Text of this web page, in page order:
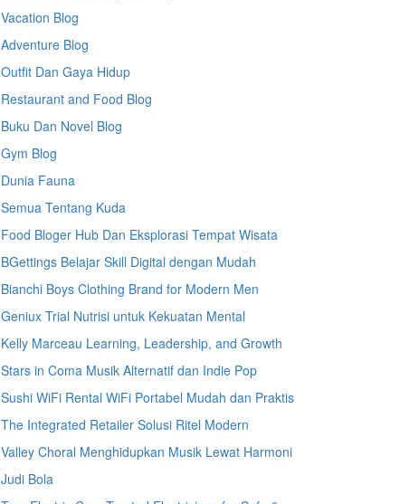
Vacation Blog
Adventure Blog
Outfit Dan Gaya Hidup
Restaurant and Food Blog
Buku Dan Novel Blog
Gym Blog
Dunia Fauna
Semua Tentang Kuda
Food Bloger Hub Dan Eksplorasi Tempat Wisata
BGettings Belajar Skill Digital dengan Mudah
Bianchi Boys Clothing Brand for Modern Men
Geniux Trial Nutrisi untuk Kekuatan Mental
Kelly Marceau Learning, Leadership, and Growth
Stars in Coma Musik Alternatif dan Indie Pop
Sushi WiFi Rental WiFi Portabel Mudah dan Praktis
The Integrated Retailer Solusi Ritel Modern
Valley Choral Menghidupkan Musik Lewat Harmoni
Judi Bola